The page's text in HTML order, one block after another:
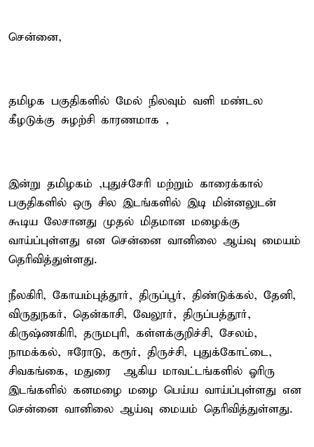
சென்னை,
தமிழக பகுதிகளில் மேல் நிலவும் வளி மண்டல
கீழடுக்கு சுழற்சி காரணமாக ,
இன்று தமிழகம் ,புதுச்சேரி மற்றும் காரைக்கால்
பகுதிகளில் ஒரு சில இடங்களில் இடி மின்னலுடன்
கூடிய லேசானது முதல் மிதமான மழைக்கு
வாய்ப்புள்ளது என சென்னை வானிலை ஆய்வு மையம்
தெரிவித்துள்ளது.
நீலகிரி, கோயம்புத்தூர், திருப்பூர், திண்டுக்கல், தேனி,
விருதுநகர், தென்காசி, வேலூர், திருப்பத்தூர்,
கிருஷ்ணகிரி, தருமபுரி, கள்ளக்குறிச்சி, சேலம்,
நாமக்கல், ஈரோடு, கரூர், திருச்சி, புதுக்கோட்டை,
சிவகங்கை, மதுரை ஆகிய மாவட்டங்களில் ஓரிரு
இடங்களில் கனமழை மழை பெய்ய வாய்ப்புள்ளது என
சென்னை வானிலை ஆய்வு மையம் தெரிவித்துள்ளது.